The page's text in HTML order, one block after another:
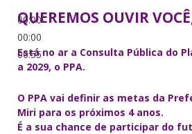
00:00
00:00
00:55
QUEREMOS OUVIR
Está no ar a Consulta Pública do
a 2029, o PPA.
O PPA vai definir as metas da
Miri para os próximos 4 anos.
É a sua chance de participar do